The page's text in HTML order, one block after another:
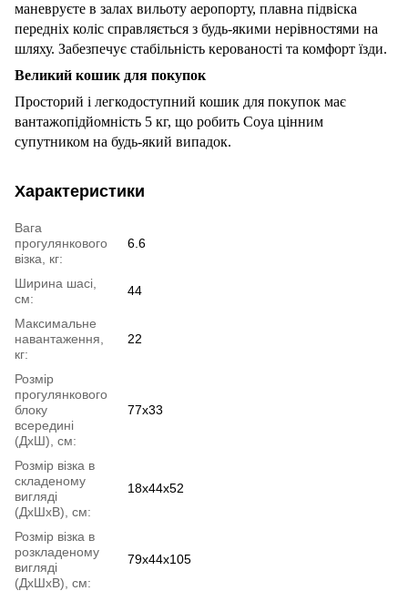
маневруєте в залах вильоту аеропорту, плавна підвіска
передніх коліс справляється з будь-якими нерівностями на
шляху. Забезпечує стабільність керованості та комфорт їзди.
Великий кошик для покупок
Просторий і легкодоступний кошик для покупок має
вантажопідйомність 5 кг, що робить Coya цінним
супутником на будь-який випадок.
Характеристики
Вага
прогулянкового
візка, кг:
6.6
Ширина шасі,
см:
44
Максимальне
навантаження,
кг:
22
Розмір
прогулянкового
блоку
всередині
(ДхШ), см:
77x33
Розмір візка в
складеному
вигляді
(ДхШхВ), см:
18x44x52
Розмір візка в
розкладеному
вигляді
(ДхШхВ), см:
79x44x105